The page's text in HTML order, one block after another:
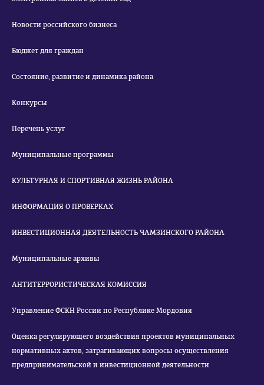
Новости российского бизнеса
Бюджет для граждан
Состояние, развитие и динамика района
Конкурсы
Перечень услуг
Муниципальные программы
КУЛЬТУРНАЯ И СПОРТИВНАЯ ЖИЗНЬ РАЙОНА
ИНФОРМАЦИЯ О ПРОВЕРКАХ
ИНВЕСТИЦИОННАЯ ДЕЯТЕЛЬНОСТЬ ЧАМЗИНСКОГО РАЙОНА
Муниципальные архивы
АНТИТЕРРОРИСТИЧЕСКАЯ КОМИССИЯ
Управление ФСКН России по Республике Мордовия
Оценка регулирующего воздействия проектов муниципальных
нормативных актов, затрагивающих вопросы осуществления
предпринимательской и инвестиционной деятельности